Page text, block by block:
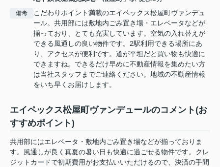
備考
こだわりポイント満載のエイペックス松屋町ヴァンデュ
ール。共用部には敷地内ごみ置き場・エレベータなどが
揃っており、とても充実しています。空気の入れ替えが
できる風通しの良い物件です。2駅利用できる場所にあ
り、アクセスが便利です。道が平坦だと買い物も快適に
できますね。できるだけ早めに不動産情報を集めたい方
は当社スタッフまでご連絡ください。地域の不動産情報
をいち早くお届けします。
エイペックス松屋町ヴァンデュールのコメント(お
すすめポイント)
共用部にはエレベータ・敷地内ごみ置き場などが揃っておりま
す。風通しが良く真夏の暑い日も快適に過ごせる物件です。クレ
ジットカードで初期費用がお支払いいただけるので、決済の手間